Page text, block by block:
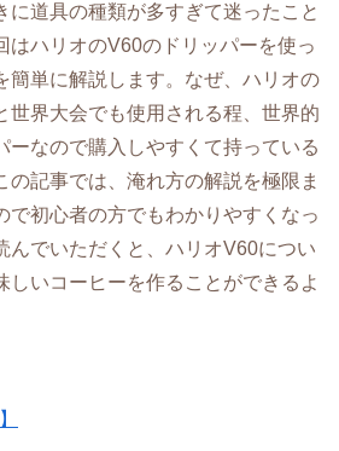
に道具の種類が多すぎて迷ったこと
はハリオのV60のドリッパーを使っ
簡単に解説します。なぜ、ハリオの
世界大会でも使用される程、世界的
ーなので購入しやすくて持っている
の記事では、淹れ方の解説を極限ま
で初心者の方でもわかりやすくなっ
んでいただくと、ハリオV60につい
しいコーヒーを作ることができるよ